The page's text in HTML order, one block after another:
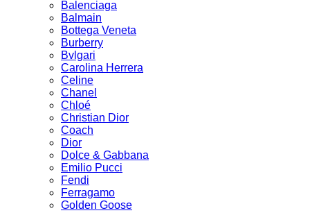
Balenciaga
Balmain
Bottega Veneta
Burberry
Bvlgari
Carolina Herrera
Celine
Chanel
Chloé
Christian Dior
Coach
Dior
Dolce & Gabbana
Emilio Pucci
Fendi
Ferragamo
Golden Goose